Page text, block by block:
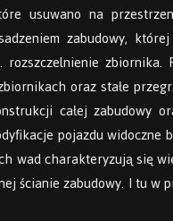
usuwano na
zabudowy,
oraz stałe
całej zabudowy
pojazdu widoczne
wad charakteryzują się
ścianie zabudowy. I tu w